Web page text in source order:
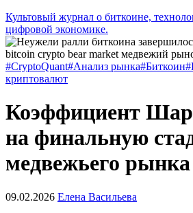
Культовый журнал о биткоине,
цифровой экономике.
#CryptoQuant#Анализ рынка#Биткоин
криптовалют
Коэффициент
на финальную
медвежьего рынка
09.02.2026 Елена Васильева